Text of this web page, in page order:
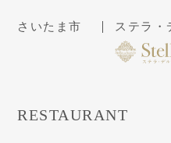
さいたま市 ステラ・
RESTAURANT